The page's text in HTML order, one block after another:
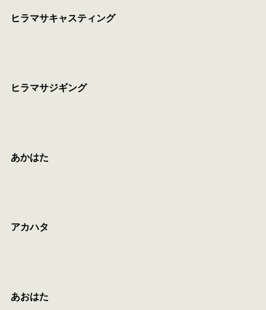
ヒラマサキャスティング
ヒラマサジギング
あかはた
アカハタ
あおはた